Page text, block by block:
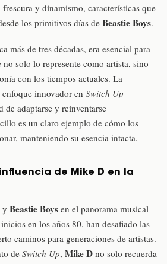
y dinamismo, características que
los primitivos días de Beastie Boys.
más de tres décadas, era esencial para
solo lo represente como artista, sino
con los tiempos actuales. La
innovador en Switch Up
de adaptarse y reinventarse
es un claro ejemplo de cómo los
manteniendo su esencia intacta.
de Mike D en la
y Beastie Boys en el panorama musical
en los años 80, han desafiado las
caminos para generaciones de artistas.
de Switch Up, Mike D no solo recuerda